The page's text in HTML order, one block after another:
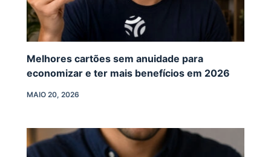
Melhores cartões sem anuidade para
economizar e ter mais benefícios em 2026
MAIO 20, 2026